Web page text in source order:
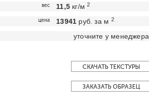
вес 11,5 кг/м2
цена 13941 руб. за м 2
уточните у менеджера
СКАЧАТЬ ТЕКСТУРЫ
ЗАКАЗАТЬ ОБРАЗЕЦ